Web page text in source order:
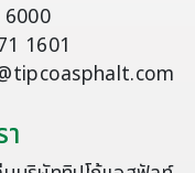
6000
1601